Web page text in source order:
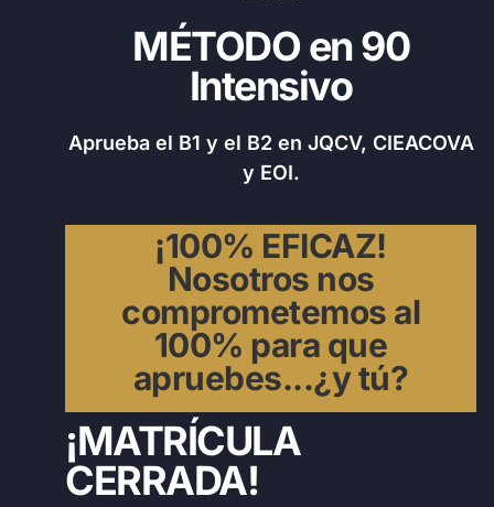
MÉTODO en 90
Intensivo
Aprueba el B1 y el B2 en JQCV, CIEACOVA
y EOI.
¡100% EFICAZ!
Nosotros nos
comprometemos al
100% para que
apruebes...¿y tú?
¡MATRÍCULA
CERRADA!